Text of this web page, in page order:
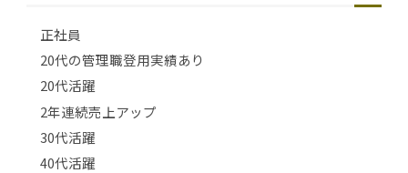
正社員
20代の管理職登用実績あり
20代活躍
2年連続売上アップ
30代活躍
40代活躍